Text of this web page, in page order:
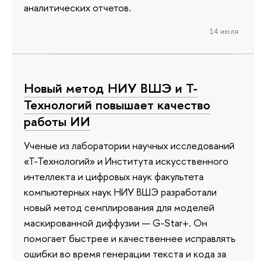
аналитических отчетов.
14 июля
Новый метод НИУ ВШЭ и Т-
Технологий повышает качество
работы ИИ
Ученые из лаборатории научных исследований
«Т-Технологий» и Института искусственного
интеллекта и цифровых наук факультета
компьютерных наук НИУ ВШЭ разработали
новый метод семплирования для моделей
маскированной диффузии — G-Star+. Он
помогает быстрее и качественнее исправлять
ошибки во время генерации текста и кода за